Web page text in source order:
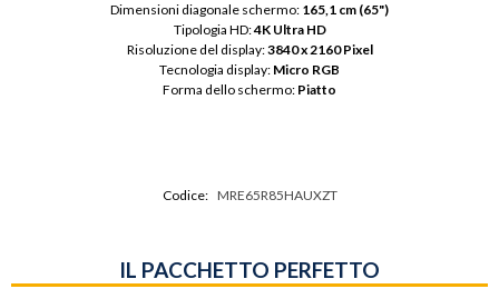
Dimensioni diagonale schermo: 165,1 cm (65")
Tipologia HD: 4K Ultra HD
Risoluzione del display: 3840 x 2160 Pixel
Tecnologia display: Micro RGB
Forma dello schermo: Piatto
Codice: MRE65R85HAUXZT
IL PACCHETTO PERFETTO